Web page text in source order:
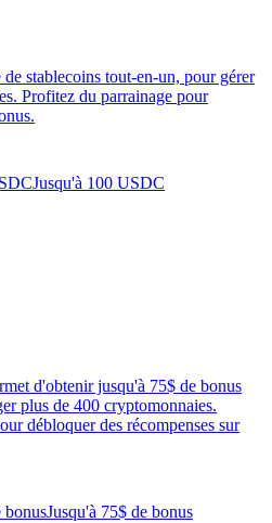
stablecoins tout-en-un, pour gérer
Profitez du parrainage pour
Jusqu'à 100 USDC
d'obtenir jusqu'à 75$ de bonus
plus de 400 cryptomonnaies.
débloquer des récompenses sur
bonusJusqu'à 75$ de bonus